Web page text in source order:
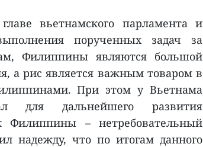
вьетнамского парламента и
порученных задач за
Филиппины являются большой
а рис является важным товаром в
При этом у Вьетнама
для дальнейшего развития
Филиппины – нетребовательный
надежду, что по итогам данного